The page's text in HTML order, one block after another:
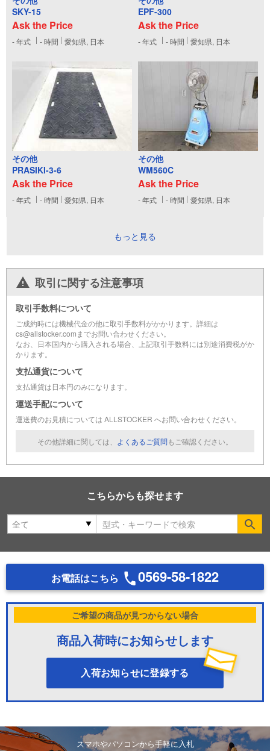
SKY-15
Ask the Price
-年式 -時間 愛知県, 日本
EPF-300
Ask the Price
-年式 -時間 愛知県, 日本
その他
PRASIKI-3-6
Ask the Price
-年式 -時間 愛知県, 日本
その他
WM560C
Ask the Price
-年式 -時間 愛知県, 日本
もっと見る
取引に関する注意事項
取引手数料について
ご成約時には機械代金の他に取引手数料がかかります。詳細は
cs@allstocker.comまでお問い合わせください。
なお、日本国内から購入される場合、上記取引手数料には別途消費税がか
かります。
支払通貨について
支払通貨は日本円のみになります。
運送手配について
運送費のお見積については ALLSTOCKER へお問い合わせください。
その他詳細に関しては、 よくあるご質問もご確認ください。
こちらからも探せます
お電話はこちら 0569-58-1822
ご希望の商品が見つからない場合
商品入荷時にお知らせします
入荷お知らせに登録する
スマホやパソコンから手軽に入札